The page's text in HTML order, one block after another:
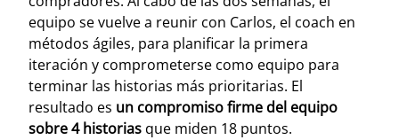
equipo se vuelve a reunir con Carlos, el coach en
métodos ágiles, para planificar la primera
iteración y comprometerse como equipo para
terminar las historias más prioritarias. El
resultado es un compromiso firme del equipo
sobre 4 historias que miden 18 puntos.